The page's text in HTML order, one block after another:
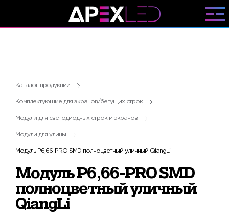
Каталог продукции
Комплектующие для экранов/бегущих строк
Модули для светодиодных строк и экранов
Модули для улицы
Модуль P6,66-PRO SMD полноцветный уличный QiangLi
Модуль P6,66-PRO SMD
полноцветный уличный
QiangLi